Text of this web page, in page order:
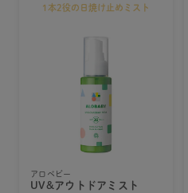
1本2役の日焼け止めミスト
アロベビー
UV&アウトドアミスト